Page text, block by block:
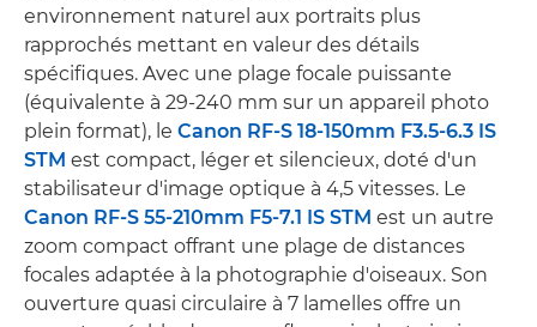
environnement naturel aux portraits plus
rapprochés mettant en valeur des détails
spécifiques. Avec une plage focale puissante
(équivalente à 29-240 mm sur un appareil photo
plein format), le Canon RF-S 18-150mm F3.5-6.3 IS
STM est compact, léger et silencieux, doté d'un
stabilisateur d'image optique à 4,5 vitesses. Le
Canon RF-S 55-210mm F5-7.1 IS STM est un autre
zoom compact offrant une plage de distances
focales adaptée à la photographie d'oiseaux. Son
ouverture quasi circulaire à 7 lamelles offre un